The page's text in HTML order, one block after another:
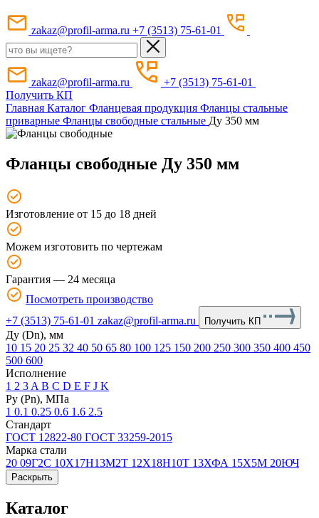
zakaz@profil-arma.ru +7 (3513) 75-61-01
zakaz@profil-arma.ru
+7 (3513) 75-61-01
Получить КП
Главная Каталог Фланцевая продукция Фланцы стальные
приварные Фланцы свободные стальные Ду 350 мм
Фланцы свободные Ду 350 мм
Изготовление от 15 до 18 дней
Можем изготовить по чертежам
Гарантия — 24 месяца
Посмотреть производство
+7 (3513) 75-61-01 zakaz@profil-arma.ru Получить КП
Ду (Dn), мм
10 15 20 25 32 40 50 65 80 100 125 150 200 250 300 350 400 450
500 600
Исполнение
1 2 3 A B C D E F J K
Ру (Рn), МПа
1 0.1 0.25 0.6 1.6 2.5
Стандарт
ГОСТ 12822-80 ГОСТ 33259-2015
Марка стали
20 09Г2С 10Х17Н13М2Т 12Х18Н10Т 13ХФА 15Х5М 20ЮЧ
Раскрыть
Каталог